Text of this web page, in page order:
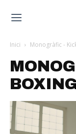
Inici Monogràfic -
BOXING